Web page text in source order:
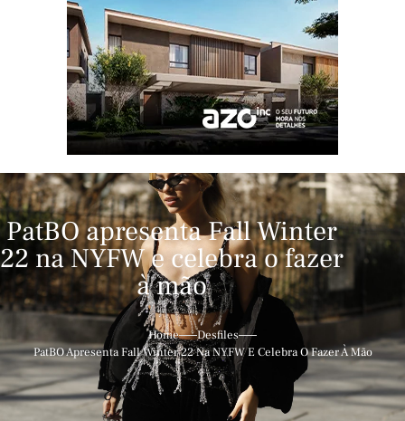
PatBO apresenta Fall Winter
22 na NYFW e celebra o fazer
à mão
Home
Desfiles
PatBO Apresenta Fall Winter 22 Na NYFW E Celebra O Fazer À Mão